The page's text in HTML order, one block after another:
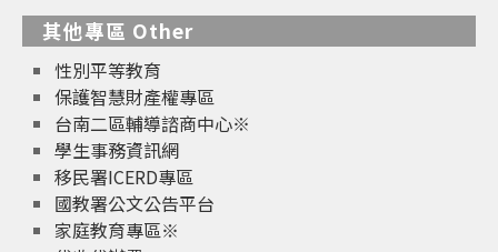
其他專區 Other
性別平等教育
保護智慧財產權專區
台南二區輔導諮商中心※
學生事務資訊網
移民署ICERD專區
國教署公文公告平台
家庭教育專區※